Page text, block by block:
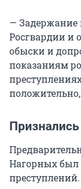
— Задержание
Росгвардии и
обыски и
показаниям
Нагорных был